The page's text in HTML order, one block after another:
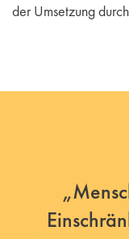
der Umsetzung